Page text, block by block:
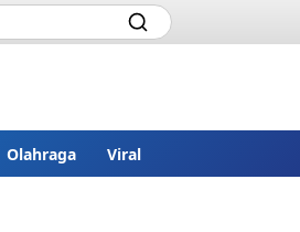
Olahraga Viral